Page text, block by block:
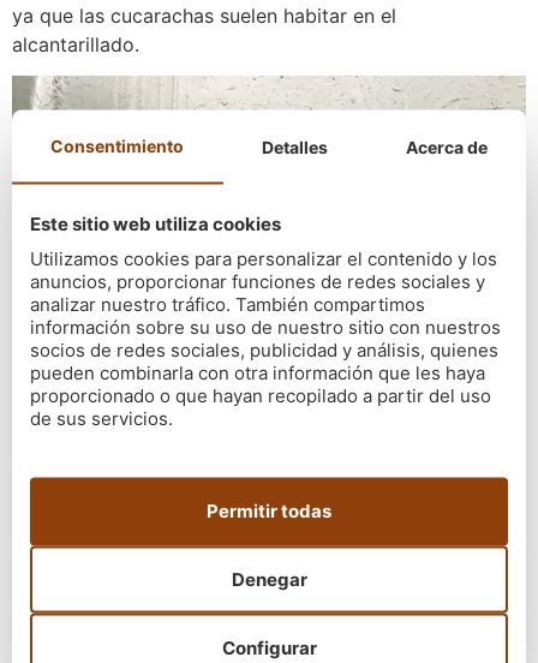
ya que las cucarachas suelen habitar en el
alcantarillado.
¿Por qué entran las cucarachas
en mi casa?
El principal motivo de atracción de las cucarachas
suelen ser los restos de comida. Cuando entran en
nuestro hogar su principal objetivo, además de
Consentimiento Detalles Acerca de
Este sitio web utiliza cookies
Utilizamos cookies para personalizar el contenido y los
anuncios, proporcionar funciones de redes sociales y
analizar nuestro tráfico. También compartimos
información sobre su uso de nuestro sitio con nuestros
socios de redes sociales, publicidad y análisis, quienes
pueden combinarla con otra información que les haya
proporcionado o que hayan recopilado a partir del uso
de sus servicios.
Configurar
Denegar
Permitir todas